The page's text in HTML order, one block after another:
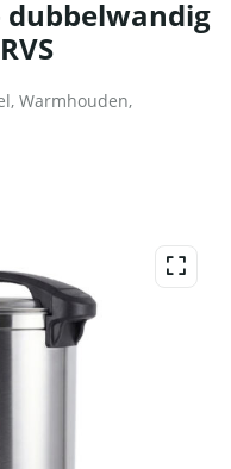
dubbelwandig
, Warmhouden,